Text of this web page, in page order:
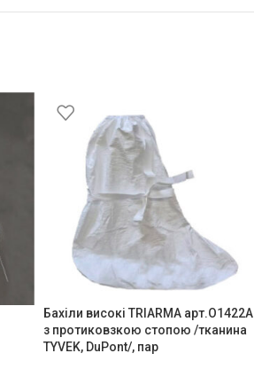
Бахіли високі TRIARMA арт.О1422A
з протиковзкою стопою /тканина
TYVEK, DuPont/, пар